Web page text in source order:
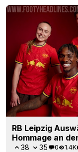
RB Leipzig
Hommage an
38 35 0 1.4K